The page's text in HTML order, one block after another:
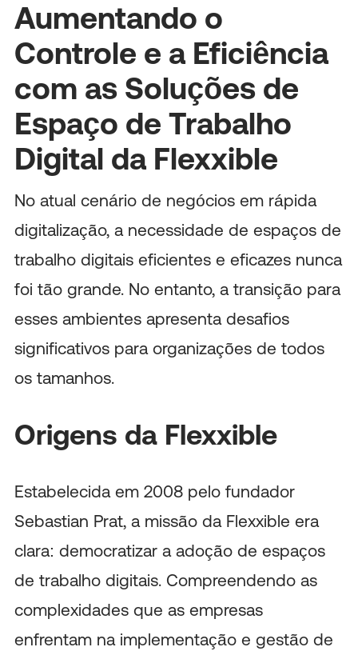
Aumentando o
Controle e a Eficiência
com as Soluções de
Espaço de Trabalho
Digital da Flexxible
No atual cenário de negócios em rápida
digitalização, a necessidade de espaços de
trabalho digitais eficientes e eficazes nunca
foi tão grande. No entanto, a transição para
esses ambientes apresenta desafios
significativos para organizações de todos
os tamanhos.
Origens da Flexxible
Estabelecida em 2008 pelo fundador
Sebastian Prat, a missão da Flexxible era
clara: democratizar a adoção de espaços
de trabalho digitais. Compreendendo as
complexidades que as empresas
enfrentam na implementação e gestão de